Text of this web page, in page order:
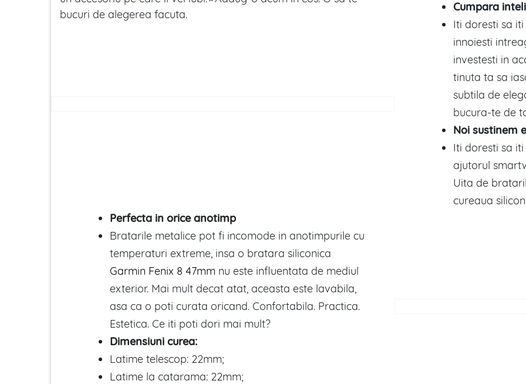
bucuri de alegerea facuta.
Cumpara
Iti doresti sa
innoiesti
investesti in
tinuta ta sa
subtila de
bucura-te de
Noi sustinem
Iti doresti sa
ajutorul
Uita de
cureaua
Perfecta in orice anotimp
Bratarile metalice pot fi incomode in anotimpurile cu
temperaturi extreme, insa o bratara siliconica
Garmin Fenix 8 47mm nu este influentata de mediul
exterior. Mai mult decat atat, aceasta este lavabila,
asa ca o poti curata oricand. Confortabila. Practica.
Estetica. Ce iti poti dori mai mult?
Dimensiuni curea:
Latime telescop: 22mm;
Latime la catarama: 22mm;